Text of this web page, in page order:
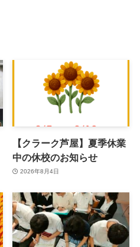
【クラーク芦屋】夏季休業
中の休校のお知らせ
2026年8月4日